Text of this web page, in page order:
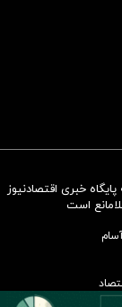
همسنگ با شاخص
خبری اقتصادنیوز
است